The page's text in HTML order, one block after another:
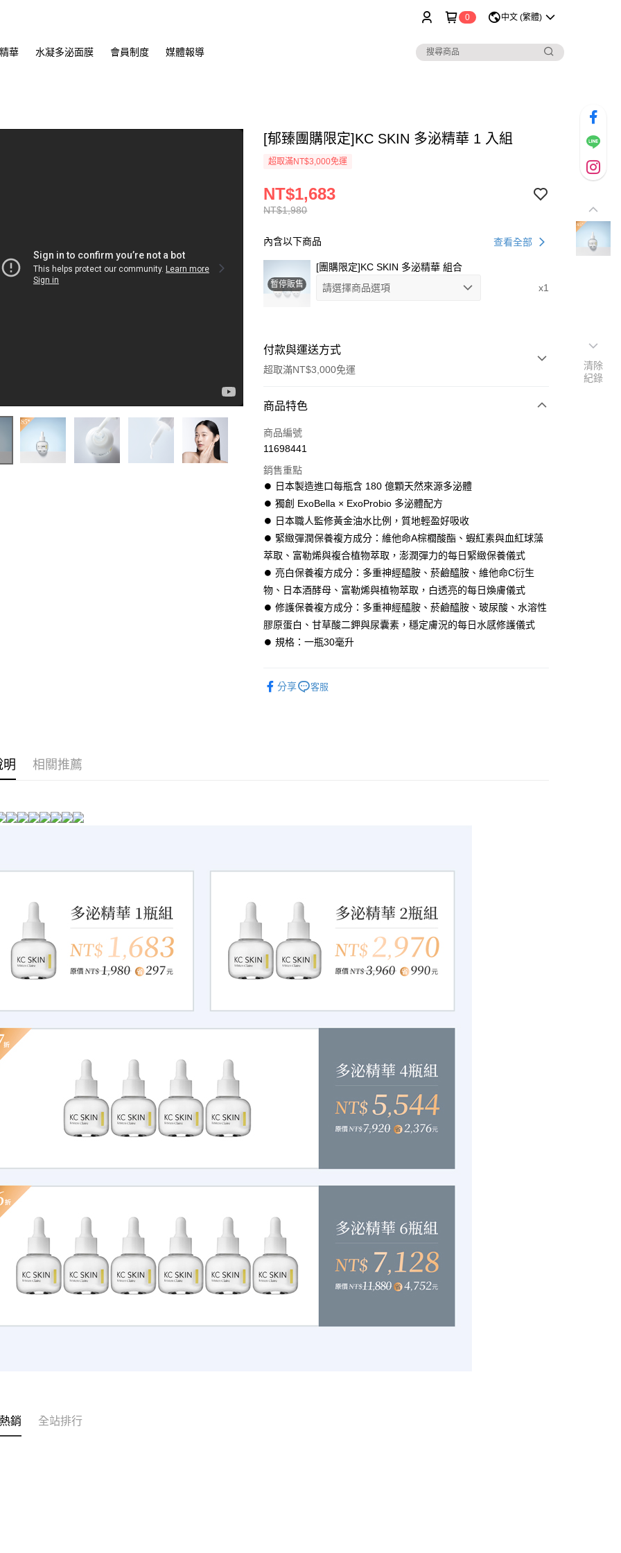
0 中文 (繁體)
華 水凝多泌面膜 會員制度 媒體報導
[郁臻團購限定]KC SKIN 多泌精華 1 入組
超取滿NT$3,000免運
NT$1,980
NT$1,683
內含以下商品 查看全部
暫停販售
[團購限定]KC SKIN 多泌精華 組合
請選擇商品選項
x1
付款與運送方式
超取滿NT$3,000免運
付款方式
信用卡一次付款
LINE Pay
Apple Pay
街口支付
ATM付款
運送方式
全家取貨付款
每筆NT$60，滿NT$3,000(含以上)免運費
每筆NT$60，滿NT$3,000(含以上)免運費
商品特色
商品編號
11698441
銷售重點
⏺︎ 日本製造進口每瓶含 180 億顆天然來源多泌體
⏺︎ 獨創 ExoBella × ExoProbio 多泌體配方
⏺︎ 日本職人監修黃金油水比例，質地輕盈好吸收
⏺︎ 緊緻彈潤保養複方成分：維他命A棕櫚酸酯、蝦紅素與血紅球藻
萃取、富勒烯與複合植物萃取，澎潤彈力的每日緊緻保養儀式
⏺︎ 亮白保養複方成分：多重神經醯胺、菸鹼醯胺、維他命C衍生
物、日本酒酵母、富勒烯與植物萃取，白透亮的每日煥膚儀式
⏺︎ 修護保養複方成分：多重神經醯胺、菸鹼醯胺、玻尿酸、水溶性
膠原蛋白、甘草酸二鉀與尿囊素，穩定膚況的每日水感修護儀式
⏺︎ 規格：一瓶30毫升
分享 客服
明 相關推薦
銷 全站排行
清除
紀錄